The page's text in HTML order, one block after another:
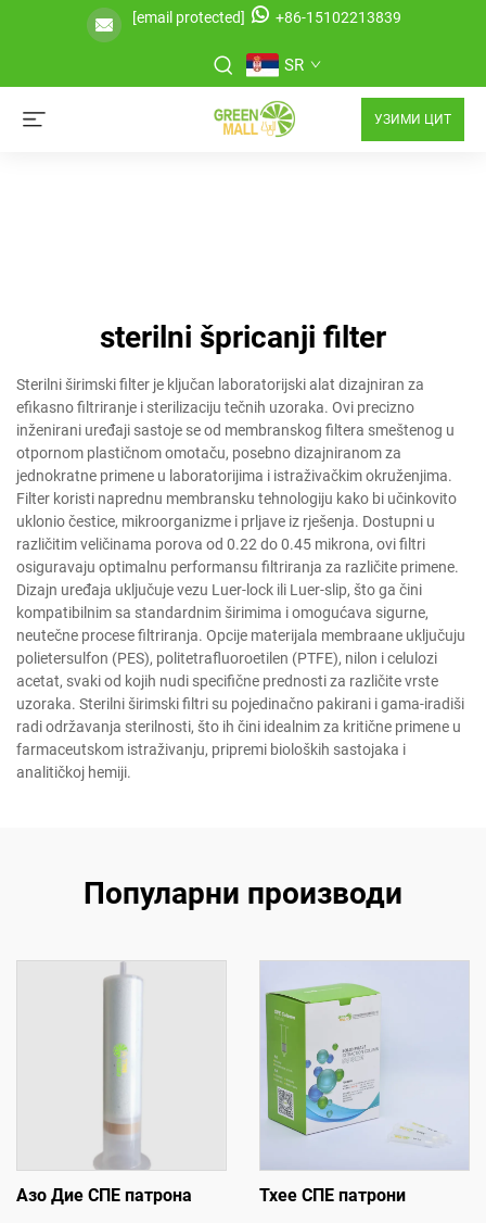
[email protected] +86-15102213839
SR
УЗИМИ ЦИТ
sterilni špricanji filter
Sterilni širimski filter je ključan laboratorijski alat dizajniran za
efikasno filtriranje i sterilizaciju tečnih uzoraka. Ovi precizno
inženirani uređaji sastoje se od membranskog filtera smeštenog u
otpornom plastičnom omotaču, posebno dizajniranom za
jednokratne primene u laboratorijima i istraživačkim okruženjima.
Filter koristi naprednu membransku tehnologiju kako bi učinkovito
uklonio čestice, mikroorganizme i prljave iz rješenja. Dostupni u
različitim veličinama porova od 0.22 do 0.45 mikrona, ovi filtri
osiguravaju optimalnu performansu filtriranja za različite primene.
Dizajn uređaja uključuje vezu Luer-lock ili Luer-slip, što ga čini
kompatibilnim sa standardnim širimima i omogućava sigurne,
neutečne procese filtriranja. Opcije materijala membraane uključuju
polietersulfon (PES), politetrafluoroetilen (PTFE), nilon i celulozi
acetat, svaki od kojih nudi specifične prednosti za različite vrste
uzoraka. Sterilni širimski filtri su pojedinačno pakirani i gama-iradiši
radi održavanja sterilnosti, što ih čini idealnim za kritične primene u
farmaceutskom istraživanju, pripremi bioloških sastojaka i
analitičkoj hemiji.
Популарни производи
Азо Дие СПЕ патрона Тхее СПЕ патрони